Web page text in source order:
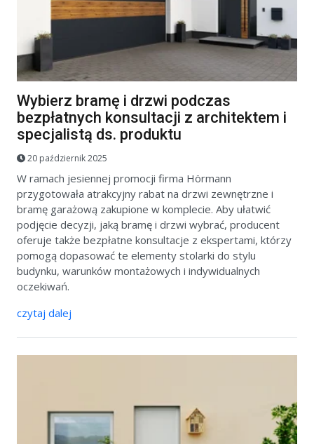
Wybierz bramę i drzwi podczas
bezpłatnych konsultacji z architektem i
specjalistą ds. produktu
20 październik 2025
W ramach jesiennej promocji firma Hörmann
przygotowała atrakcyjny rabat na drzwi zewnętrzne i
bramę garażową zakupione w komplecie. Aby ułatwić
podjęcie decyzji, jaką bramę i drzwi wybrać, producent
oferuje także bezpłatne konsultacje z ekspertami, którzy
pomogą dopasować te elementy stolarki do stylu
budynku, warunków montażowych i indywidualnych
oczekiwań.
czytaj dalej